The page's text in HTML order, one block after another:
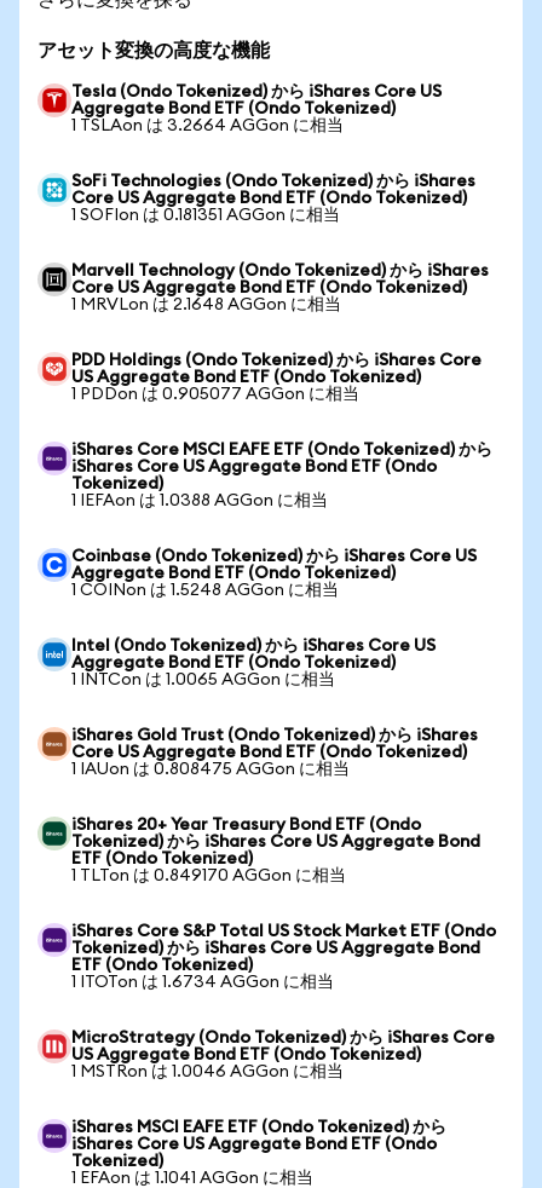
アセット変換の高度な機能
Tesla (Ondo Tokenized) から iShares Core US
Aggregate Bond ETF (Ondo Tokenized)
1 TSLAon は 3.2664 AGGon に相当
SoFi Technologies (Ondo Tokenized) から iShares
Core US Aggregate Bond ETF (Ondo Tokenized)
1 SOFIon は 0.181351 AGGon に相当
Marvell Technology (Ondo Tokenized) から iShares
Core US Aggregate Bond ETF (Ondo Tokenized)
1 MRVLon は 2.1648 AGGon に相当
PDD Holdings (Ondo Tokenized) から iShares Core
US Aggregate Bond ETF (Ondo Tokenized)
1 PDDon は 0.905077 AGGon に相当
iShares Core MSCI EAFE ETF (Ondo Tokenized) から
iShares Core US Aggregate Bond ETF (Ondo
Tokenized)
1 IEFAon は 1.0388 AGGon に相当
Coinbase (Ondo Tokenized) から iShares Core US
Aggregate Bond ETF (Ondo Tokenized)
1 COINon は 1.5248 AGGon に相当
Intel (Ondo Tokenized) から iShares Core US
Aggregate Bond ETF (Ondo Tokenized)
1 INTCon は 1.0065 AGGon に相当
iShares Gold Trust (Ondo Tokenized) から iShares
Core US Aggregate Bond ETF (Ondo Tokenized)
1 IAUon は 0.808475 AGGon に相当
iShares 20+ Year Treasury Bond ETF (Ondo
Tokenized) から iShares Core US Aggregate Bond
ETF (Ondo Tokenized)
1 TLTon は 0.849170 AGGon に相当
iShares Core S&P Total US Stock Market ETF (Ondo
Tokenized) から iShares Core US Aggregate Bond
ETF (Ondo Tokenized)
1 ITOTon は 1.6734 AGGon に相当
MicroStrategy (Ondo Tokenized) から iShares Core
US Aggregate Bond ETF (Ondo Tokenized)
1 MSTRon は 1.0046 AGGon に相当
iShares MSCI EAFE ETF (Ondo Tokenized) から
iShares Core US Aggregate Bond ETF (Ondo
Tokenized)
1 EFAon は 1.1041 AGGon に相当